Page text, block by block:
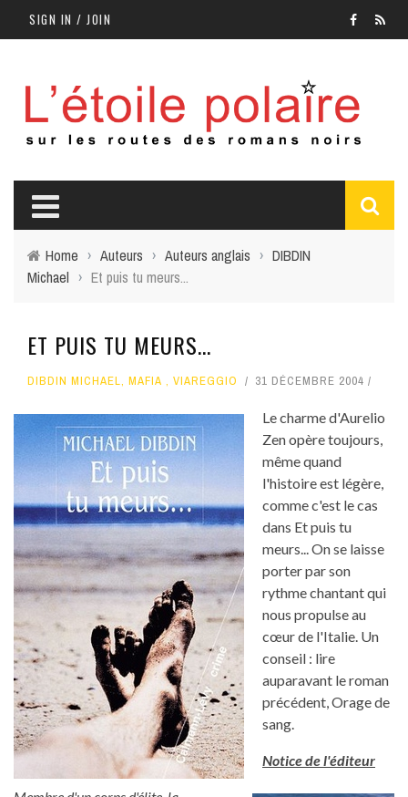
SIGN IN / JOIN
Home › Auteurs › Auteurs anglais › DIBDIN
Michael › Et puis tu meurs...
ET PUIS TU MEURS...
DIBDIN MICHAEL, MAFIA , VIAREGGIO 31 DÉCEMBRE 2004
Le charme d'Aurelio
Zen opère toujours,
même quand
l'histoire est légère,
comme c'est le cas
dans Et puis tu
meurs... On se laisse
porter par son
rythme chantant qui
nous propulse au
cœur de l'Italie. Un
conseil : lire
auparavant le roman
précédent, Orage de
sang.
Notice de l'éditeur